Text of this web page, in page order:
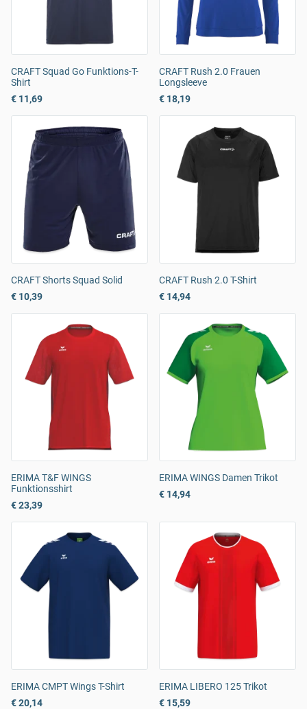
CRAFT Squad Go Funktions-T-
Shirt
€ 11,69
CRAFT Rush 2.0 Frauen
Longsleeve
€ 18,19
CRAFT Shorts Squad Solid
€ 10,39
CRAFT Rush 2.0 T-Shirt
€ 14,94
ERIMA T&F WINGS
Funktionsshirt
€ 23,39
ERIMA WINGS Damen Trikot
€ 14,94
ERIMA CMPT Wings T-Shirt
€ 20,14
ERIMA LIBERO 125 Trikot
€ 15,59